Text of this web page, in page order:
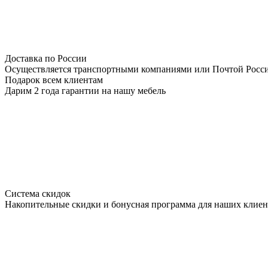
Доставка по России
Осуществляется транспортными компаниями или Почтой
Подарок всем клиентам
Дарим 2 года гарантии на нашу мебель
Система скидок
Накопительные скидки и бонусная программа для наших